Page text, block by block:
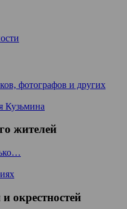
фотографов и других
Кузьмина
жителей
окрестностей